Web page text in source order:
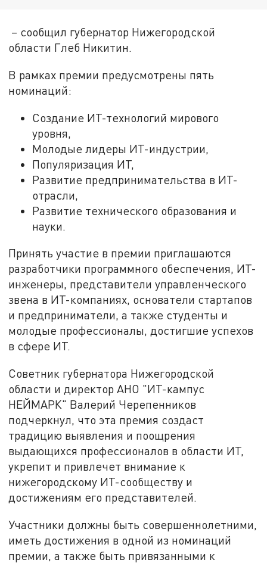
– сообщил губернатор Нижегородской
области Глеб Никитин.
В рамках премии предусмотрены пять
номинаций:
Создание ИТ-технологий мирового
уровня,
Молодые лидеры ИТ-индустрии,
Популяризация ИТ,
Развитие предпринимательства в ИТ-
отрасли,
Развитие технического образования и
науки.
Принять участие в премии приглашаются
разработчики программного обеспечения, ИТ-
инженеры, представители управленческого
звена в ИТ-компаниях, основатели стартапов
и предприниматели, а также студенты и
молодые профессионалы, достигшие успехов
в сфере ИТ.
Советник губернатора Нижегородской
области и директор АНО "ИТ-кампус
НЕЙМАРК" Валерий Черепенников
подчеркнул, что эта премия создаст
традицию выявления и поощрения
выдающихся профессионалов в области ИТ,
укрепит и привлечет внимание к
нижегородскому ИТ-сообществу и
достижениям его представителей.
Участники должны быть совершеннолетними,
иметь достижения в одной из номинаций
премии, а также быть привязанными к